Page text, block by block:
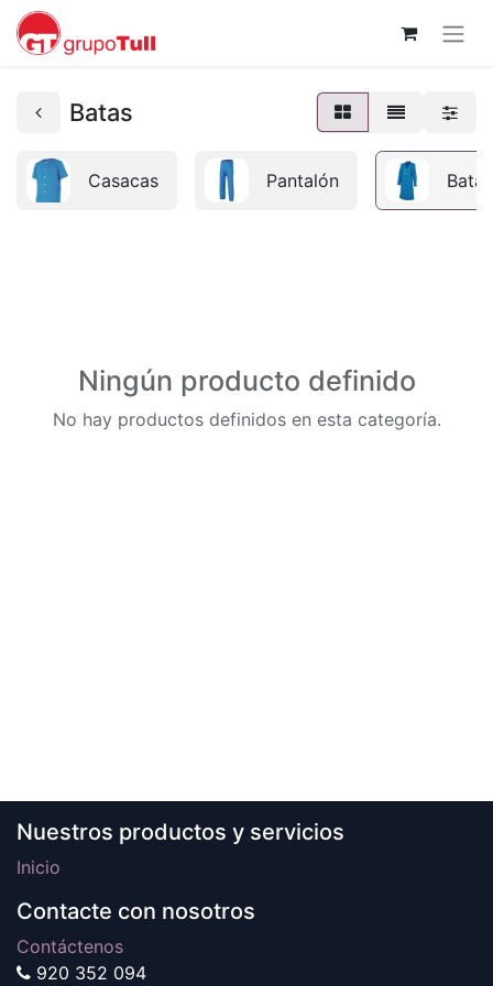
Batas
Casacas Pantalón Batas
Ningún producto definido
No hay productos definidos en esta categoría.
Nuestros productos y servicios
Inicio
Contacte con nosotros
Contáctenos
920 352 094